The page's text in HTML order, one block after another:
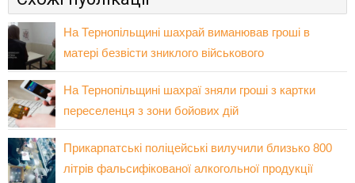
На Тернопільщині шахрай виманював гроші в
матері безвісти зниклого військового
На Тернопільщині шахраї зняли гроші з картки
переселенця з зони бойових дій
Прикарпатські поліцейські вилучили близько 800
літрів фальсифікованої алкогольної продукції